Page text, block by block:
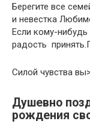
Берегите все
и невестка​
Если кому-нибудь
радость​
​Силой
Душевно
рождения